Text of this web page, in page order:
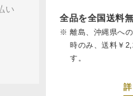
い
全品を全国送料
離島、沖縄県へ
時のみ、送料￥
す。